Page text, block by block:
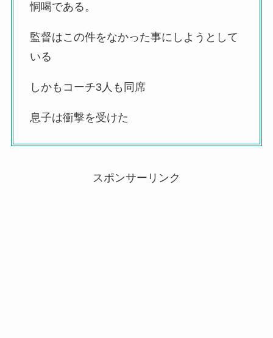
恫喝である。
監督はこの件をなかった事にしようとして
いる
しかもコーチ3人も同席
息子は衝撃を受けた
スポンサーリンク